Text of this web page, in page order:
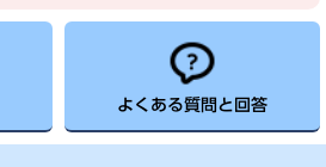
よくある質問と回答